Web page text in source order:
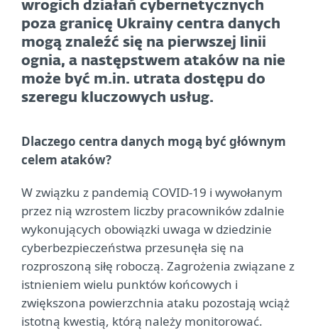
wrogich działań cybernetycznych
poza granicę Ukrainy centra danych
mogą znaleźć się na pierwszej linii
ognia, a następstwem ataków na nie
może być m.in. utrata dostępu do
szeregu kluczowych usług.
Dlaczego centra danych mogą być głównym
celem ataków?
W związku z pandemią COVID-19 i wywołanym
przez nią wzrostem liczby pracowników zdalnie
wykonujących obowiązki uwaga w dziedzinie
cyberbezpieczeństwa przesunęła się na
rozproszoną siłę roboczą. Zagrożenia związane z
istnieniem wielu punktów końcowych i
zwiększona powierzchnia ataku pozostają wciąż
istotną kwestią, którą należy monitorować.